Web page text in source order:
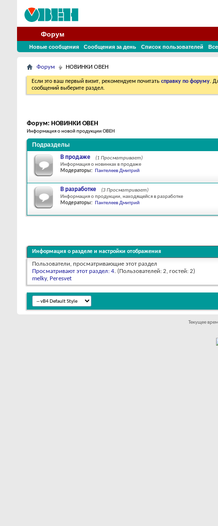
Форум
Новые сообщения Сообщения за день Список пользователей
Форум НОВИНКИ ОВЕН
Если это ваш первый визит, рекомендуем почитать справку по форуму.
сообщений выберите раздел.
Форум: НОВИНКИ ОВЕН
Информация о новой продукции ОВЕН
Подразделы
В продаже
(1 Просматривает)
Информация о новинках в продаже
Модераторы: Пантелеев Дмитрий
В разработке
(3 Просматривает)
Информация о продукции, находящейся в разработке
Модераторы: Пантелеев Дмитрий
Информация о разделе и настройки отображения
Пользователи, просматривающие этот раздел
Просматривают этот раздел: 4. (Пользователей: 2, гостей: 2)
melky, Peresvet
Текущее